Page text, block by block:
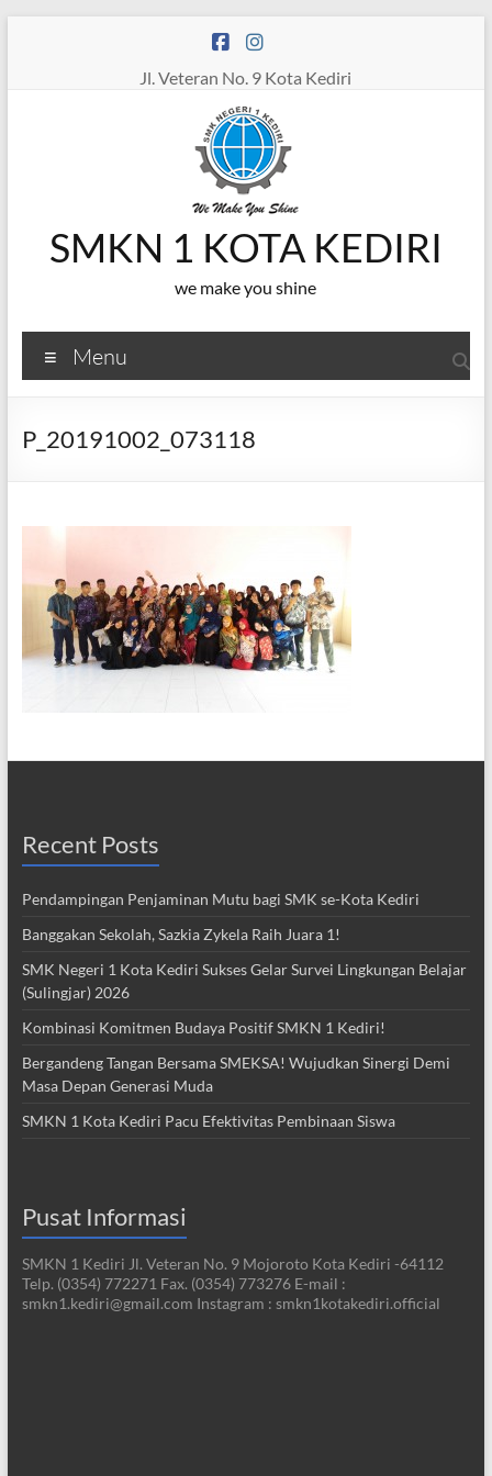
Jl. Veteran No. 9 Kota Kediri
SMKN 1 KOTA KEDIRI
we make you shine
Menu
P_20191002_073118
Recent Posts
Pendampingan Penjaminan Mutu bagi SMK se-Kota Kediri
Banggakan Sekolah, Sazkia Zykela Raih Juara 1!
SMK Negeri 1 Kota Kediri Sukses Gelar Survei Lingkungan Belajar
(Sulingjar) 2026
Kombinasi Komitmen Budaya Positif SMKN 1 Kediri!
Bergandeng Tangan Bersama SMEKSA! Wujudkan Sinergi Demi
Masa Depan Generasi Muda
SMKN 1 Kota Kediri Pacu Efektivitas Pembinaan Siswa
Pusat Informasi
SMKN 1 Kediri Jl. Veteran No. 9 Mojoroto Kota Kediri -64112
Telp. (0354) 772271 Fax. (0354) 773276 E-mail :
smkn1.kediri@gmail.com Instagram : smkn1kotakediri.official